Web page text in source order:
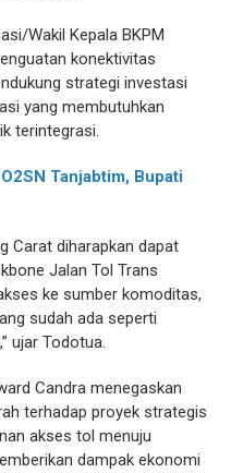
Wakil Kepala BKPM
konektivitas
strategi investasi
yang membutuhkan
terintegrasi.
Tanjabtim, Bupati
Carat diharapkan dapat
Jalan Tol Trans
ke sumber komoditas,
sudah ada seperti
ujar Todotua.
Candra menegaskan
terhadap proyek strategis
akses tol menuju
dampak ekonomi